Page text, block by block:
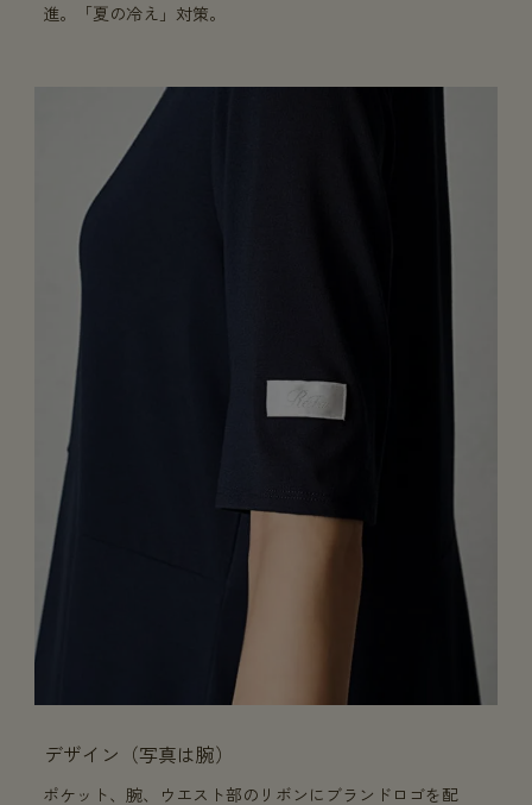
進。「夏の冷え」対策。
デザイン（写真は腕）
ポケット、腕、ウエスト部のリボンにブランドロゴを配